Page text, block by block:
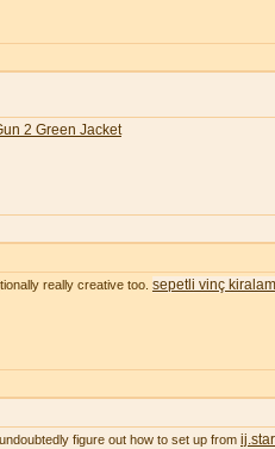
2 Green Jacket
really creative too. sepetli vinç
figure out how to set up from